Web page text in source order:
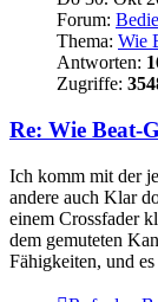
Forum:
Thema: Wie
Antworten:
Zugriffe:
Re: Wie Beat-
Ich komm mit der
andere auch Klar
einem Crossfader
dem gemuteten
Fähigkeiten, und